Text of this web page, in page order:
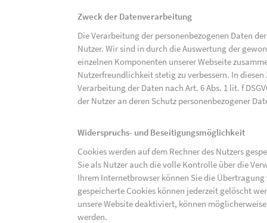
Zweck der Datenverarbeitung
Die Verarbeitung der personenbezogenen Daten
Nutzer. Wir sind in durch die Auswertung der
einzelnen Komponenten unserer Webseite
Nutzerfreundlichkeit stetig zu verbessern. In
Verarbeitung der Daten nach Art. 6 Abs. 1 lit. f
der Nutzer an deren Schutz personenbezogener
Widerspruchs- und Beseitigungsmöglichkeit
Cookies werden auf dem Rechner des Nutzers
Sie als Nutzer auch die volle Kontrolle über die
Ihrem Internetbrowser können Sie die
gespeicherte Cookies können jederzeit gelöscht
unsere Website deaktiviert, können
werden.